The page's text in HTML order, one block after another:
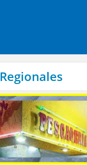
Regionales